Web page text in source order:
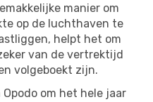
manier om
op de luchthaven te
helpt het om
van de vertrektijd
volgeboekt zijn.
om het hele jaar